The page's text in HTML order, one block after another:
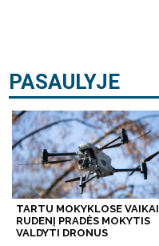
PASAULYJE
TARTU MOKYKLOSE VAIKAI
RUDENĮ PRADĖS MOKYTIS
VALDYTI DRONUS